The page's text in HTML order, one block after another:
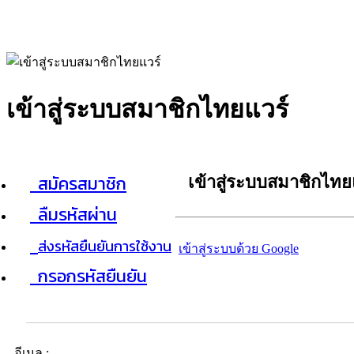
เข้าสู่ระบบสมาชิกไทยแวร์
สมัครสมาชิก
ลืมรหัสผ่าน
ส่งรหัสยืนยันการใช้งาน
กรอกรหัสยืนยัน
เข้าสู่ระบบสมาชิกไท
เข้าสู่ระบบด้วย Google